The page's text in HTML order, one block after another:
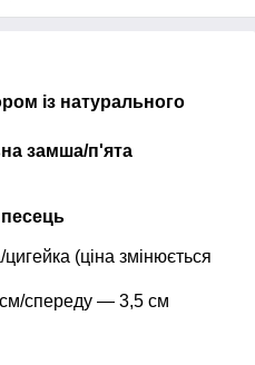
із натурального
замша/п'ята
(ціна змінюється
спереду — 3,5 см